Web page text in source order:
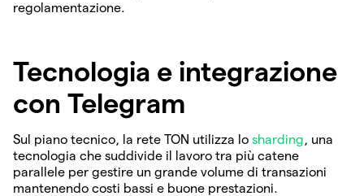
regolamentazione.
Tecnologia e integrazione
con Telegram
Sul piano tecnico, la rete TON utilizza lo sharding, una
tecnologia che suddivide il lavoro tra più catene
parallele per gestire un grande volume di transazioni
mantenendo costi bassi e buone prestazioni.